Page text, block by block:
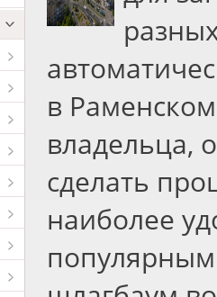
в
владельца,
сделать
наиболее
популярным